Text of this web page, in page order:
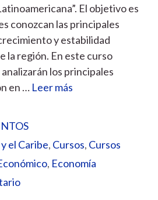
El objetivo es
conozcan las principales
y estabilidad
la región. En este curso
los principales
en … Leer más
el Caribe, Cursos, Cursos
, Economía